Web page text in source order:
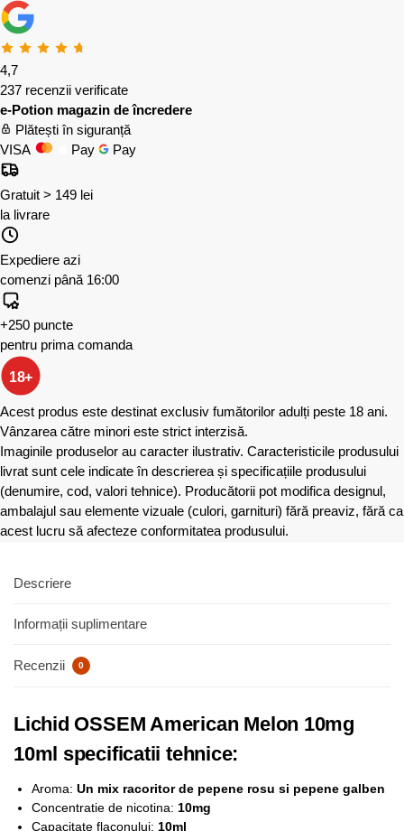
4,7
237 recenzii verificate
e-Potion magazin de încredere
Plătești în siguranță
VISA
Pay Pay
Gratuit > 149 lei
la livrare
Expediere azi
comenzi până 16:00
+250 puncte
pentru prima comanda
18+
Acest produs este destinat exclusiv fumătorilor adulți peste 18 ani.
Vânzarea către minori este strict interzisă.
Imaginile produselor au caracter ilustrativ. Caracteristicile produsului
livrat sunt cele indicate în descrierea și specificațiile produsului
(denumire, cod, valori tehnice). Producătorii pot modifica designul,
ambalajul sau elemente vizuale (culori, garnituri) fără preaviz, fără ca
acest lucru să afecteze conformitatea produsului.
Descriere
Informații suplimentare
Recenzii 0
Lichid OSSEM American Melon 10mg
10ml specificatii tehnice:
Aroma: Un mix racoritor de pepene rosu si pepene galben
Concentratie de nicotina: 10mg
Capacitate flaconului: 10ml